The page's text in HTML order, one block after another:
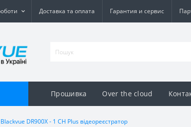
Доставка та оплата Гарантия и сервис
Прошивка Over the cloud
Blackvue DR900X - 1 CH Plus відеореєстратор